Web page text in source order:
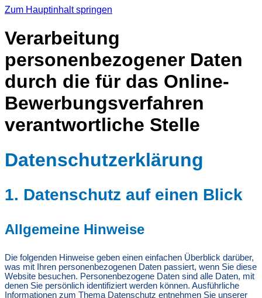
Zum Hauptinhalt springen
Verarbeitung
personenbezogener Daten
durch die für das Online-
Bewerbungsverfahren
verantwortliche Stelle
Datenschutz­erklärung
1. Datenschutz auf einen Blick
Allgemeine Hinweise
Die folgenden Hinweise geben einen einfachen Überblick darüber,
was mit Ihren personenbezogenen Daten passiert, wenn Sie diese
Website besuchen. Personenbezogene Daten sind alle Daten, mit
denen Sie persönlich identifiziert werden können. Ausführliche
Informationen zum Thema Datenschutz entnehmen Sie unserer